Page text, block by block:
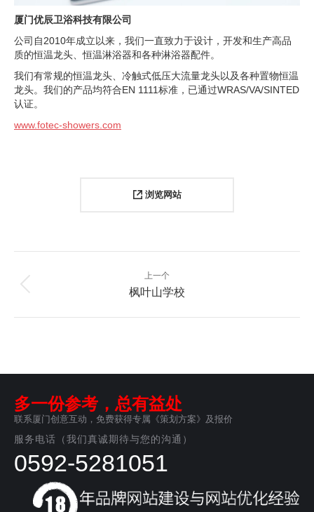
厦门优辰卫浴科技有限公司
公司自2010年成立以来，我们一直致力于设计，开发和生产高品
质的恒温龙头、恒温淋浴器和各种淋浴器配件。
我们有常规的恒温龙头、冷触式低压大流量龙头以及各种置物恒温
龙头。我们的产品均符合EN 1111标准，已通过WRAS/VA/SINTED
认证。
www.fotec-showers.com
浏览网站
目
上一个
上
个
枫叶山学校
多一份参考，总有益处
联系厦门创意互动，免费获得专属《策划方案》及报价
服务电话（我们真诚期待与您的沟通）
0592-5281051